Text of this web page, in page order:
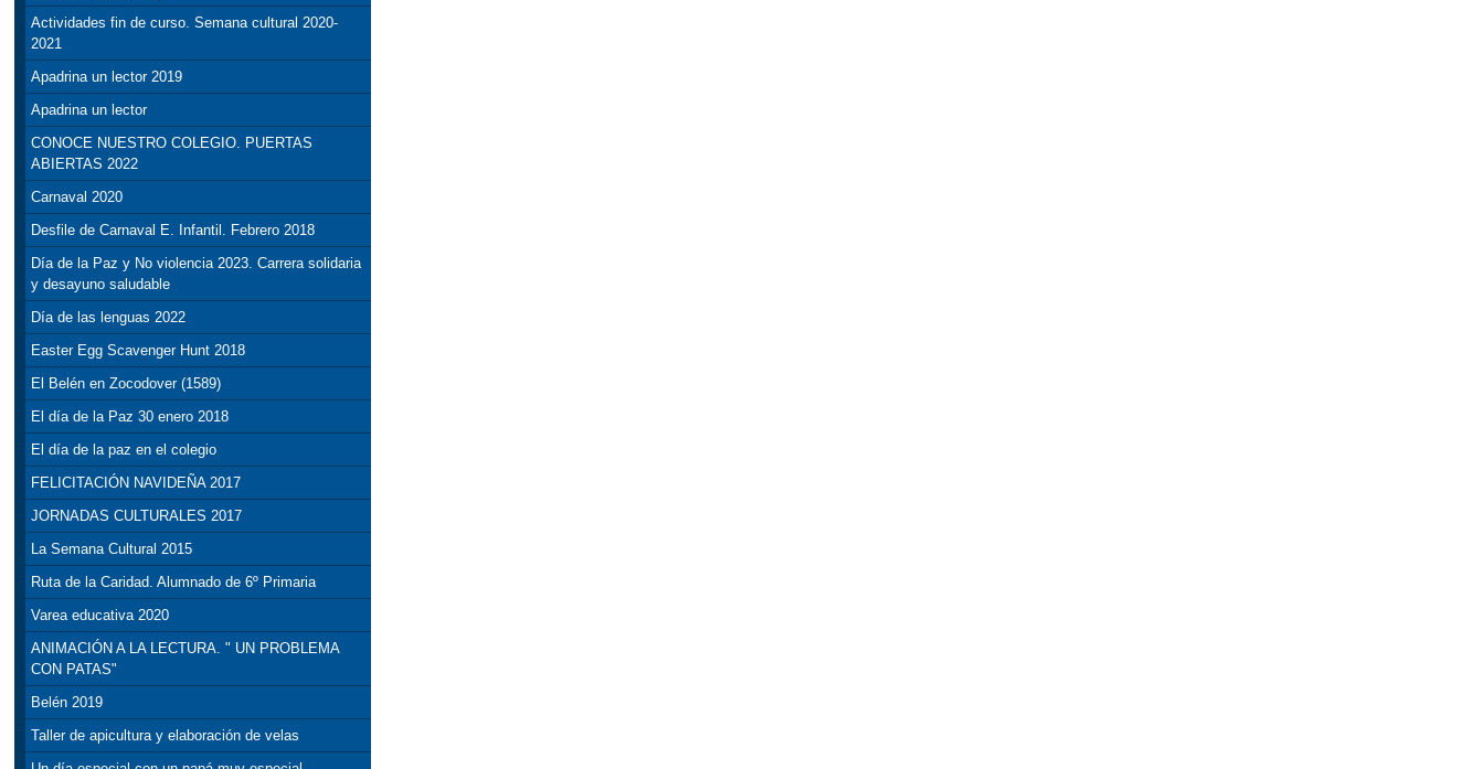
Actividades fin de curso. Semana cultural 2020-
2021
Apadrina un lector 2019
Apadrina un lector
CONOCE NUESTRO COLEGIO. PUERTAS
ABIERTAS 2022
Carnaval 2020
Desfile de Carnaval E. Infantil. Febrero 2018
Día de la Paz y No violencia 2023. Carrera solidaria
y desayuno saludable
Día de las lenguas 2022
Easter Egg Scavenger Hunt 2018
El Belén en Zocodover (1589)
El día de la Paz 30 enero 2018
El día de la paz en el colegio
FELICITACIÓN NAVIDEÑA 2017
JORNADAS CULTURALES 2017
La Semana Cultural 2015
Ruta de la Caridad. Alumnado de 6º Primaria
Varea educativa 2020
ANIMACIÓN A LA LECTURA. " UN PROBLEMA
CON PATAS"
Belén 2019
Taller de apicultura y elaboración de velas